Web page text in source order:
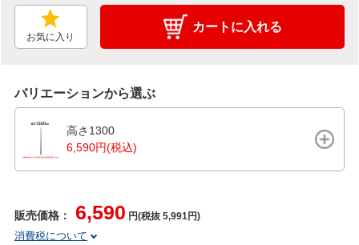
お気に入り
カートに入れる
バリエーションから選ぶ
高さ1300
6,590円(税込)
販売価格： 6,590 円(税抜 5,991円)
消費税について